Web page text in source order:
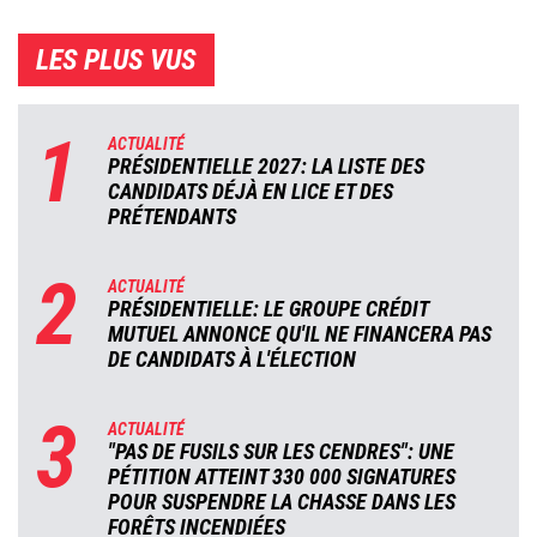
LES PLUS VUS
1 ACTUALITÉ
PRÉSIDENTIELLE 2027: LA LISTE DES
CANDIDATS DÉJÀ EN LICE ET DES
PRÉTENDANTS
2 ACTUALITÉ
PRÉSIDENTIELLE: LE GROUPE CRÉDIT
MUTUEL ANNONCE QU'IL NE FINANCERA PAS
DE CANDIDATS À L'ÉLECTION
3 ACTUALITÉ
"PAS DE FUSILS SUR LES CENDRES": UNE
PÉTITION ATTEINT 330 000 SIGNATURES
POUR SUSPENDRE LA CHASSE DANS LES
FORÊTS INCENDIÉES